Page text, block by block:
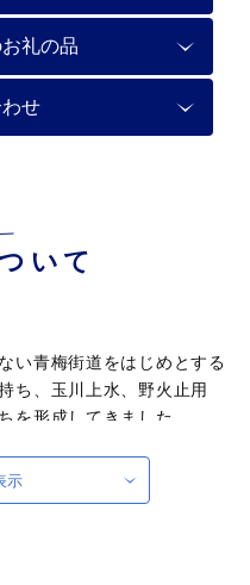
礼の品
せ
いて
い青梅街道をはじめとする
ち、玉川上水、野火止用
を形成してきました。
「住み続けたい」と思うこ
」と考える人が増えること
示